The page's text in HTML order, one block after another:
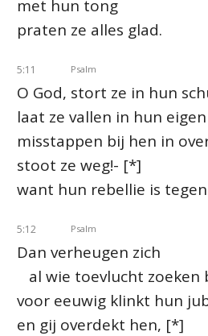
met hun tong
praten ze alles glad.
5:11 Psalm
O God, stort ze in hun
laat ze vallen in hun
misstappen bij hen in
stoot ze weg!- [*]
want hun rebellie is
5:12 Psalm
Dan verheugen zich
al wie toevlucht zoeken
voor eeuwig klinkt hun
en gij overdekt hen, [*]